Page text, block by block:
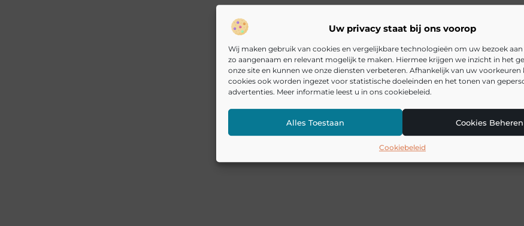
Uw privacy staat bij ons voorop
Wij maken gebruik van cookies en vergelijkbare technologieën om uw bezoek
zo aangenaam en relevant mogelijk te maken. Hiermee krijgen we inzicht in het
onze site en kunnen we onze diensten verbeteren. Afhankelijk van uw voorkeuren
cookies ook worden ingezet voor statistische doeleinden en het tonen van
advertenties. Meer informatie leest u in ons cookiebeleid.
Alles Toestaan Cookies Beheren
Cookiebeleid